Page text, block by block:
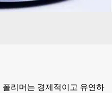
리머는 경제적이고 유연하